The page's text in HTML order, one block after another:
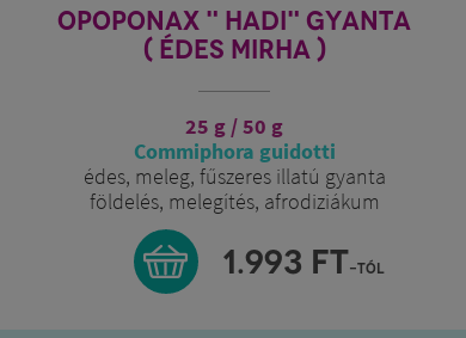
OPOPONAX " HADI" GYANTA
( ÉDES MIRHA )
25 g / 50 g
Commiphora guidotti
édes, meleg, fűszeres illatú gyanta
földelés, melegítés, afrodiziákum
1.993 FT-tól